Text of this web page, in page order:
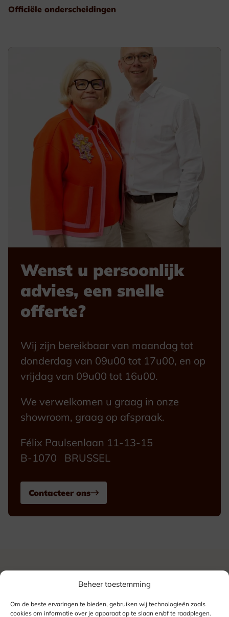
Beheer toestemming
Om de beste ervaringen te bieden, gebruiken wij technologieën zoals
cookies om informatie over je apparaat op te slaan en/of te raadplegen.
Officiële onderscheidingen
Wenst u persoonlijk
advies, een snelle
offerte?
Wij zijn bereikbaar van maandag tot
donderdag van 09u00 tot 17u00, en op
vrijdag van 09u00 tot 16u00.
We verwelkomen u graag in onze
showroom, graag op afspraak.
Félix Paulsenlaan 11-13-15
B-1070 BRUSSEL
Contacteer ons